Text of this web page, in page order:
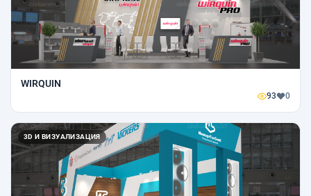
WIRQUIN
93 0
3D И ВИЗУАЛИЗАЦИЯ